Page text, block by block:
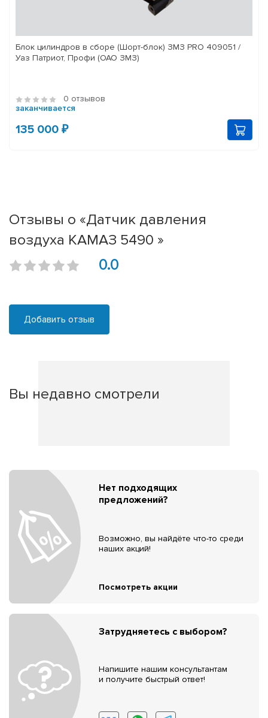
Блок цилиндров в сборе (Шорт-блок) ЗМЗ PRO 409051 /
Уаз Патриот, Профи (ОАО ЗМЗ)
0 отзывов
заканчивается
135 000 ₽
Отзывы о «Датчик давления
воздуха КАМАЗ 5490 »
0.0
Добавить отзыв
Вы недавно смотрели
Нет подходящих
предложений?
Возможно, вы найдёте что-то среди
наших акций!
Посмотреть акции
Затрудняетесь с выбором?
Напишите нашим консультантам
и получите быстрый ответ!